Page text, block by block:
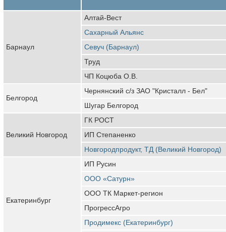
Барнаул
Алтай-Вест
Сахарный Альянс
Севуч (Барнаул)
Труд
ЧП Коцюба О.В.
Белгород
Чернянский с/з ЗАО "Кристалл - Бел"
Шугар Белгород
Великий Новгород
ГК РОСТ
ИП Степаненко
Новгородпродукт, ТД (Великий Новгород)
Екатеринбург
ИП Русин
ООО «Сатурн»
ООО ТК Маркет-регион
ПрогрессАгро
Продимекс (Екатеринбург)